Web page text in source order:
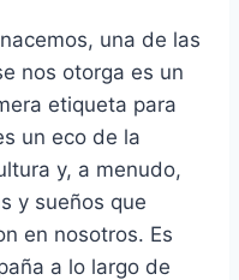
una de las
nos otorga es un
etiqueta para
un eco de la
y, a menudo,
y sueños que
en nosotros. Es
a lo largo de